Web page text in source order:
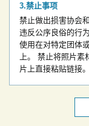
禁止事项
禁止做出损害协会
违反公序良俗的行
使用在对特定团体
上。
禁止将照片素
片上直接粘贴链接。